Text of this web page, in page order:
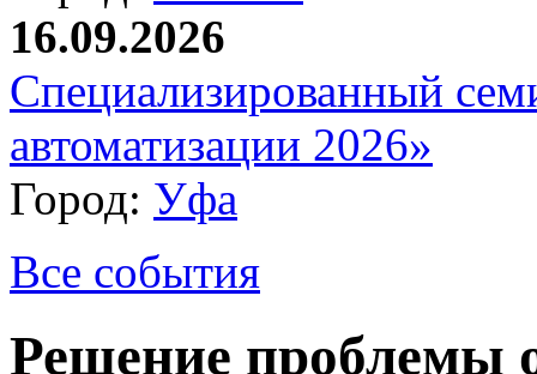
16.09.2026
Специализированный
автоматизации 2026»
Город: Уфа
Все события
Решение проблемы